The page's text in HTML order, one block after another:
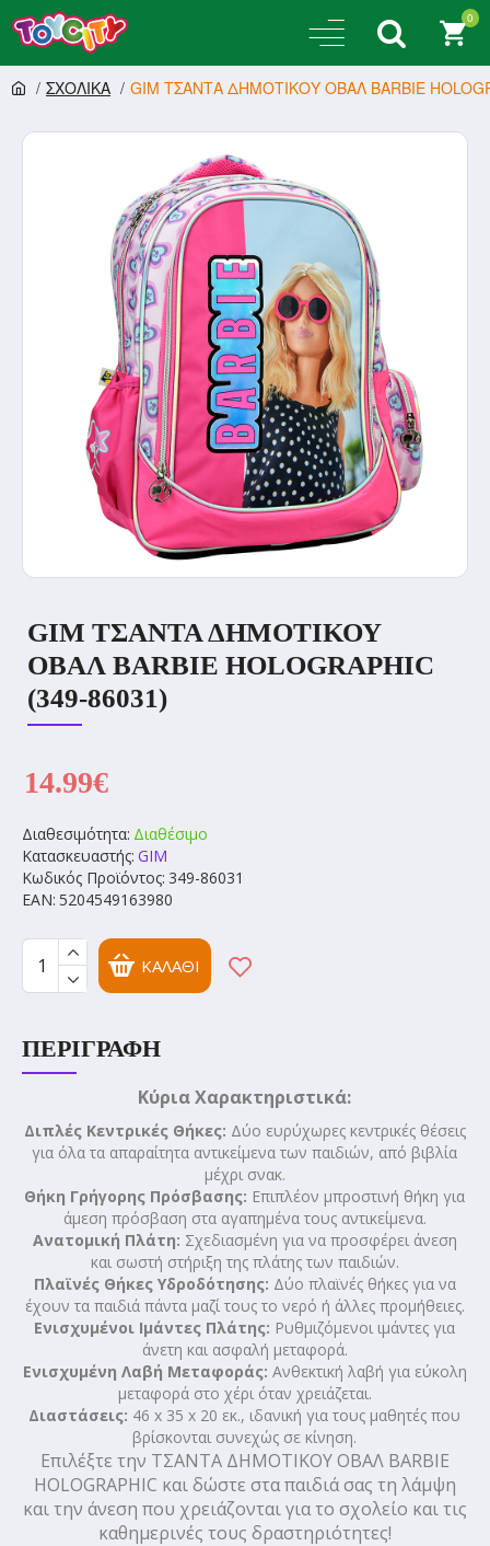
0
ΣΧΟΛΙΚΑ GIM ΤΣΑΝΤΑ ΔΗΜΟΤΙΚΟΥ ΟΒΑΛ BARBIE
GIM ΤΣΑΝΤΑ ΔΗΜΟΤΙΚΟΥ
ΟΒΑΛ BARBIE HOLOGRAPHIC
(349-86031)
Διαθεσιμότητα: Διαθέσιμο
Κατασκευαστής: GIM
Κωδικός Προϊόντος: 349-86031
EAN: 5204549163980
14.99€
ΚΑΛΆΘΙ
ΠΕΡΙΓΡΑΦΉ
Κύρια Χαρακτηριστικά:
Διπλές Κεντρικές Θήκες: Δύο ευρύχωρες κεντρικές θέσεις
για όλα τα απαραίτητα αντικείμενα των παιδιών, από βιβλία
μέχρι σνακ.
Θήκη Γρήγορης Πρόσβασης: Επιπλέον μπροστινή θήκη για
άμεση πρόσβαση στα αγαπημένα τους αντικείμενα.
Ανατομική Πλάτη: Σχεδιασμένη για να προσφέρει άνεση
και σωστή στήριξη της πλάτης των παιδιών.
Πλαϊνές Θήκες Υδροδότησης: Δύο πλαϊνές θήκες για να
έχουν τα παιδιά πάντα μαζί τους το νερό ή άλλες προμήθειες.
Ενισχυμένοι Ιμάντες Πλάτης: Ρυθμιζόμενοι ιμάντες για
άνετη και ασφαλή μεταφορά.
Ενισχυμένη Λαβή Μεταφοράς: Ανθεκτική λαβή για εύκολη
μεταφορά στο χέρι όταν χρειάζεται.
Διαστάσεις: 46 x 35 x 20 εκ., ιδανική για τους μαθητές που
βρίσκονται συνεχώς σε κίνηση.
Επιλέξτε την ΤΣΑΝΤΑ ΔΗΜΟΤΙΚΟΥ ΟΒΑΛ BARBIE
HOLOGRAPHIC και δώστε στα παιδιά σας τη λάμψη
και την άνεση που χρειάζονται για το σχολείο και τις
καθημερινές τους δραστηριότητες!